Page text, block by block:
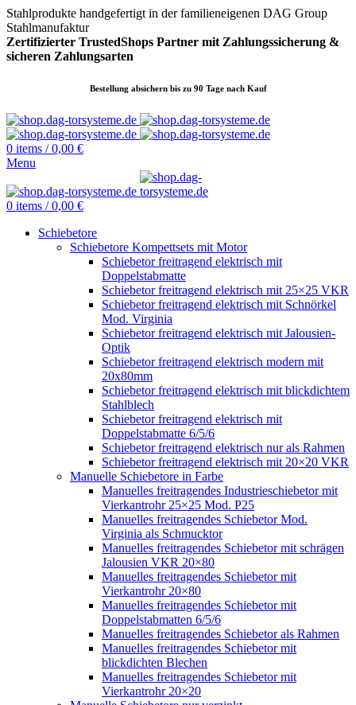
Stahlprodukte handgefertigt in der familieneigenen DAG Group
Stahlmanufaktur
Zertifizierter TrustedShops Partner mit Zahlungssicherung &
sicheren Zahlungsarten
Bestellung absichern bis zu 90 Tage nach Kauf
0 items / 0,00 €
Menu
0 items / 0,00 €
Schiebetore
Schiebetore Kompettsets mit Motor
Schiebetor freitragend elektrisch mit
Doppelstabmatte
Schiebetor freitragend elektrisch mit 25×25 VKR
Schiebetor freitragend elektrisch mit Schnörkel
Mod. Virginia
Schiebetor freitragend elektrisch mit Jalousien-
Optik
Schiebetor freitragend elektrisch modern mit
20x80mm
Schiebetor freitragend elektrisch mit blickdichtem
Stahlblech
Schiebetor freitragend elektrisch mit
Doppelstabmatte 6/5/6
Schiebetor freitragend elektrisch nur als Rahmen
Schiebetor freitragend elektrisch mit 20×20 VKR
Manuelle Schiebetore in Farbe
Manuelles freitragendes Industrieschiebetor mit
Vierkantrohr 25×25 Mod. P25
Manuelles freitragendes Schiebetor Mod.
Virginia als Schmucktor
Manuelles freitragendes Schiebetor mit schrägen
Jalousien VKR 20×80
Manuelles freitragendes Schiebetor mit
Vierkantrohr 20×80
Manuelles freitragendes Schiebetor mit
Doppelstabmatten 6/5/6
Manuelles freitragendes Schiebetor als Rahmen
Manuelles freitragendes Schiebetor mit
blickdichten Blechen
Manuelles freitragendes Schiebetor mit
Vierkantrohr 20×20